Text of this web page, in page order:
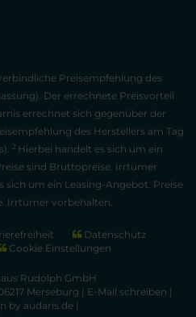
Preisempfehlung des
Der errechnete Preisvorteil
errechnet sich gegenüber der
des Herstellers am Tag
2 Hierbei handelt es sich um ein
sind Bruttopreise. Irrtümer
sich um ein Leasing-Angebot. Preise
Irrtümer vorbehalten.
Datenschutz
Cookie Einstellungen
Rudolph GmbH
Merseburg | E-Mail schreiben |
by audaris.de|